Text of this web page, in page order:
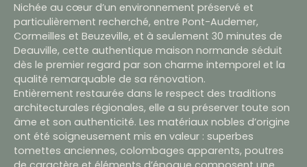
Nichée au cœur d’un environnement préservé et
particulièrement recherché, entre Pont-Audemer,
Cormeilles et Beuzeville, et à seulement 30 minutes de
Deauville, cette authentique maison normande séduit
dès le premier regard par son charme intemporel et la
qualité remarquable de sa rénovation.
Entièrement restaurée dans le respect des traditions
architecturales régionales, elle a su préserver toute son
âme et son authenticité. Les matériaux nobles d’origine
ont été soigneusement mis en valeur : superbes
tomettes anciennes, colombages apparents, poutres